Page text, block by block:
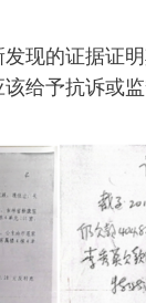
现的证据证
给予抗诉或